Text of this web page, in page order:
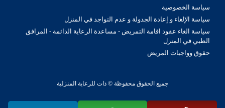
سياسة الخصوصية
سياسة الإلغاء و إعادة الجدولة و عدم التواجد في المنزل
سياسة الغاء عقود اقامة التمريض - مساعدة الرعاية الدائمة - المرافق
الطبي في المنزل
حقوق وواجبات المريض
جميع الحقوق محفوظة © ذات للرعاية المنزلية